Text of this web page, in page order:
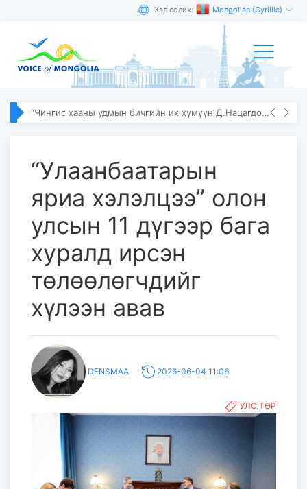
Хэл солих: Mongolian (Cyrillic)
“Чингис хааны удмын бичгийн их хүмүүн Д.Нацагдорж” олон улсын эрдэм шинжилгээний хурал болов
“Улаанбаатарын
яриа хэлэлцээ” олон
улсын 11 дүгээр бага
хуралд ирсэн
төлөөлөгчдийг
хүлээн авав
DENSMAA 2026-06-04 11:06
УЛС ТӨР